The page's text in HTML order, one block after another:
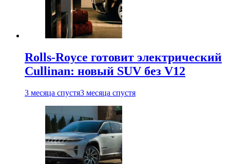
Rolls-Royce готовит электрический
Cullinan: новый SUV без V12
3 месяца спустя3 месяца спустя